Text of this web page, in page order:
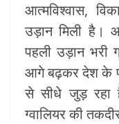
आत्मविश्वास,
उड़ान मिली है।
पहली उड़ान भरी
आगे बढ़कर देश के
से सीधे जुड़ रहा
ग्वालियर की